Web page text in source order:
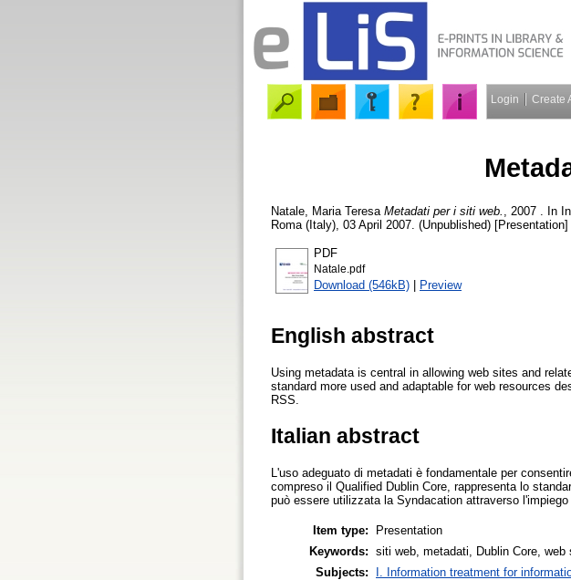
Login Create
Natale, Maria Teresa Metadati per i siti web.
, 2007 . In
Roma (Italy), 03 April 2007. (Unpublished) [Presentation]
PDF
Natale.pdf
Download (546kB) | Preview
English abstract
Using metadata is central in allowing web sites and
standard more used and adaptable for web resources
RSS.
Italian abstract
L'uso adeguato di metadati è fondamentale per
compreso il Qualified Dublin Core, rappresenta lo
può essere utilizzata la Syndacation attraverso
Item type:
Presentation
Keywords: siti web, metadati, Dublin Core,
Subjects:
I. Information treatment for